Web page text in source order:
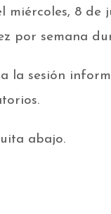
miércoles, 8 de
por semana
la sesión
abajo.